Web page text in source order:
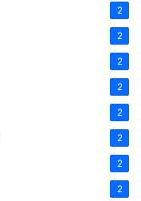
2
2
2
2
2
2
2
2